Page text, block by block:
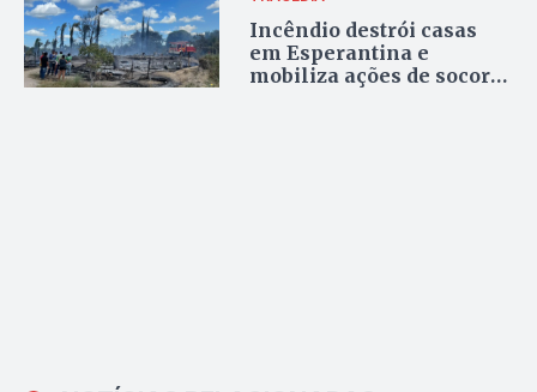
Incêndio destrói casas
em Esperantina e
mobiliza ações de socorro